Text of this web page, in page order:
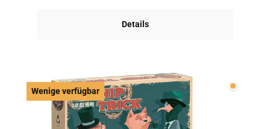
Details
Wenige verfügbar Wenige